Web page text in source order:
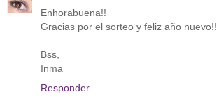
Enhorabuena!!
Gracias por el sorteo y feliz año nuevo!!
Bss,
Inma
Responder